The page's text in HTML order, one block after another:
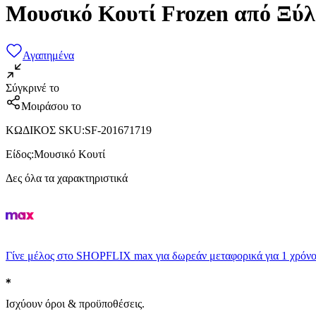
Μουσικό Κουτί Frozen από
Αγαπημένα
Σύγκρινέ το
Μοιράσου το
ΚΩΔΙΚΟΣ SKU:SF-201671719
Είδος:Μουσικό Κουτί
Δες όλα τα χαρακτηριστικά
Γίνε μέλος στο SHOPFLIX max για δωρεάν μεταφορικά για 1
Ισχύουν όροι & προϋποθέσεις.